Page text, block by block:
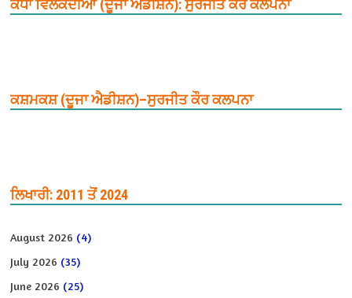
ਕੰਧਾਂ ਵਿਲਕਦੀਆਂ (ਦੂਜਾ ਐਡੀਸ਼ਨ): ਸੁਰਜੀਤ ਕੌਰ ਕਲਪਨਾ
ਕਸ਼ਮਕਸ਼ (ਦੂਜਾ ਐਡੀਸ਼ਨ)–ਸੁਰਜੀਤ ਕੌਰ ਕਲਪਨਾ
ਲਿਖਾਰੀ: 2011 ਤੋਂ 2024
August 2026 (4)
July 2026 (35)
June 2026 (25)